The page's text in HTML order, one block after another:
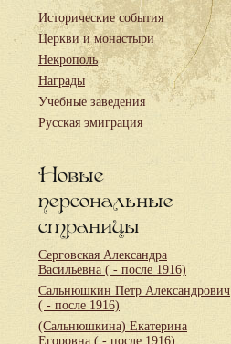
Исторические события
Церкви и монастыри
Некрополь
Награды
Учебные заведения
Русская эмиграция
Новые
персональные
страницы
Серговская Александра
Васильевна ( - после 1916)
Сальнюшкин Петр Александрович
( - после 1916)
(Сальнюшкина) Екатерина
Егоровна ( - после 1916)